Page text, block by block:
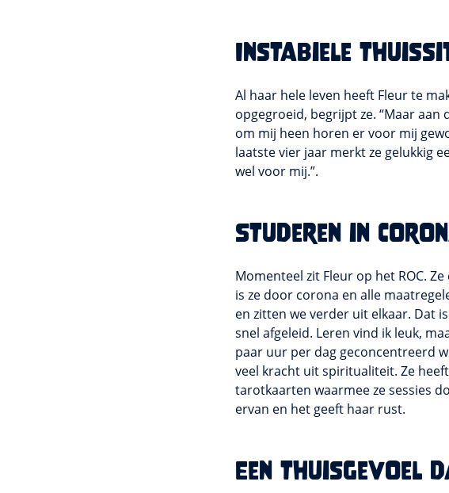
Instabiele
Al haar hele leven heeft Fleur te
opgegroeid, begrijpt ze. “Maar aan
om mij heen horen er voor mij
laatste vier jaar merkt ze gelukkig
wel voor mij.”.
Studeren in
Momenteel zit Fleur op het ROC.
is ze door corona en alle
en zitten we verder uit elkaar. Dat
snel afgeleid. Leren vind ik leuk,
paar uur per dag geconcentreerd
veel kracht uit spiritualiteit. Ze
tarotkaarten waarmee ze sessies
ervan en het geeft haar rust.
Een thuisgevoel